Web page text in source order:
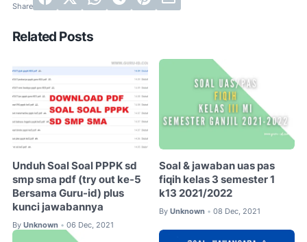
Related Posts
Unduh Soal Soal PPPK sd
smp sma pdf (try out ke-5
Bersama Guru-id) plus
kunci jawabannya
By Unknown • 06 Dec, 2021
Soal & jawaban uas pas
fiqih kelas 3 semester 1
k13 2021/2022
By Unknown • 08 Dec, 2021